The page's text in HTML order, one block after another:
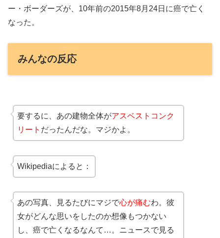
ー・ボーダーズが、10年前の2015年8月24日に癌で亡く
なった。
みんなの反応
要するに、あの建物全体がアスベストコンク
リート だったんだな。マジかよ。
Wikipediaによると：
あの写真、見るたびにマジで心が痛むわ。彼
女がどんな思いをしたのか想像もつかない
し、癌で亡くなるなんて…。ニュースで見る